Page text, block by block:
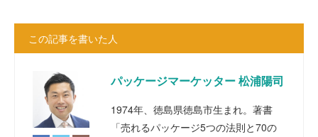
この記事を書いた人
パッケージマーケッター 松浦陽司
1974年、徳島県徳島市生まれ。著書
「売れるパッケージ5つの法則と70の